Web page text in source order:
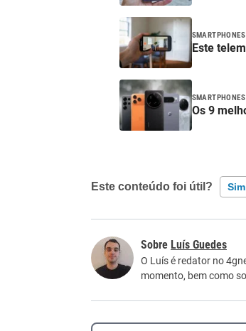
SMARTPHONES
Este
SMARTPHONES
Os 9
Este conteúdo foi útil? Sim
Este conteúdo não tem a
Luís Guedes
O Luís é redator no
momento, bem como